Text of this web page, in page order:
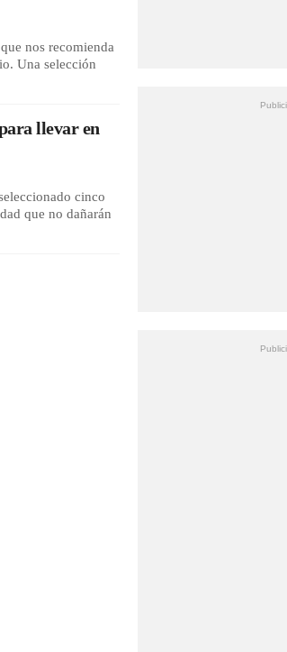
nos recomienda
Una selección
llevar en
cinco
que no dañarán